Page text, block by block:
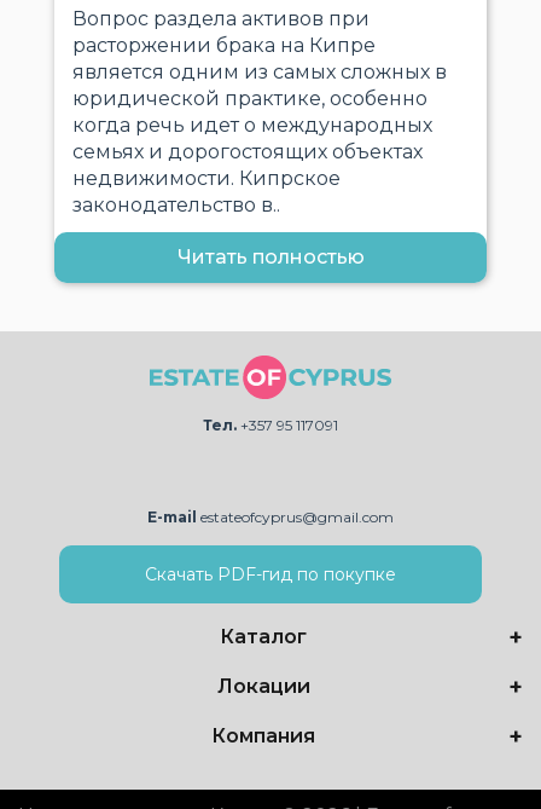
Вопрос раздела активов при
расторжении брака на Кипре
является одним из самых сложных в
юридической практике, особенно
когда речь идет о международных
семьях и дорогостоящих объектах
недвижимости. Кипрское
законодательство в..
Читать полностью
Тел. +357 95 117091
E-mail estateofcyprus@gmail.com
Скачать PDF-гид по покупке
Каталог
Локации
Компания